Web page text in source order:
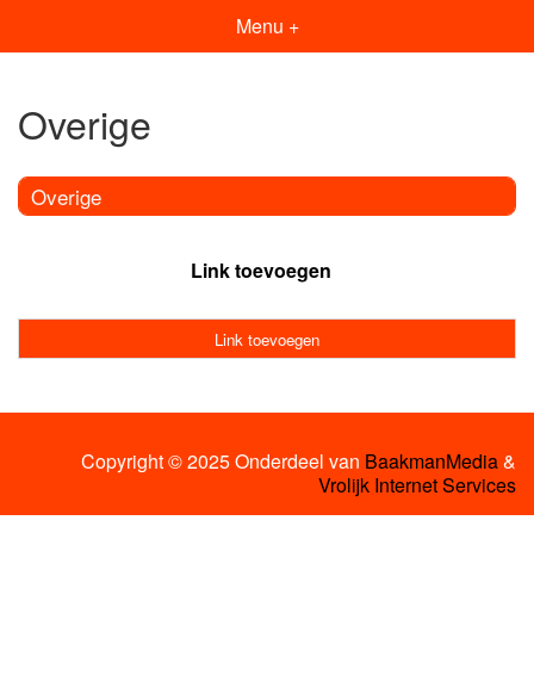
Menu +
Overige
Overige
Link toevoegen
Link toevoegen
Copyright © 2025 Onderdeel van BaakmanMedia&
Vrolijk Internet Services